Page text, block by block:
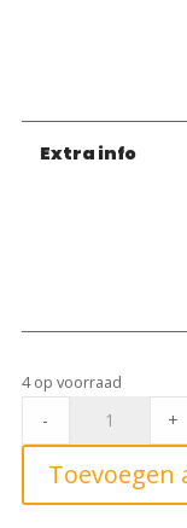
Extra info
4 op voorraad
Rainbow°
- +
Toevoegen